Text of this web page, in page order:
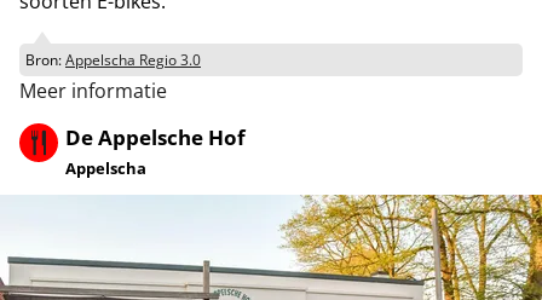
Bron:Appelscha Regio 3.0
Meer informatie
De Appelsche Hof
Appelscha